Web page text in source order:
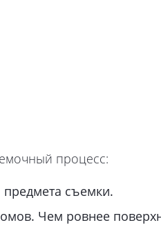
процесс:
съемки.
Чем ровнее